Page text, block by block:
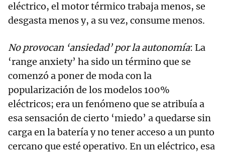
eléctrico, el motor térmico trabaja menos, se
desgasta menos y, a su vez, consume menos.
No provocan ‘ansiedad’ por la autonomía: La
‘range anxiety’ ha sido un término que se
comenzó a poner de moda con la
popularización de los modelos 100%
eléctricos; era un fenómeno que se atribuía a
esa sensación de cierto ‘miedo’ a quedarse sin
carga en la batería y no tener acceso a un punto
cercano que esté operativo. En un eléctrico, esa